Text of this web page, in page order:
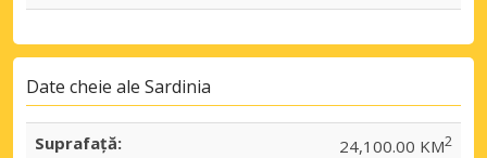
Date cheie ale Sardinia
Suprafaţă: 24,100.00 KM2